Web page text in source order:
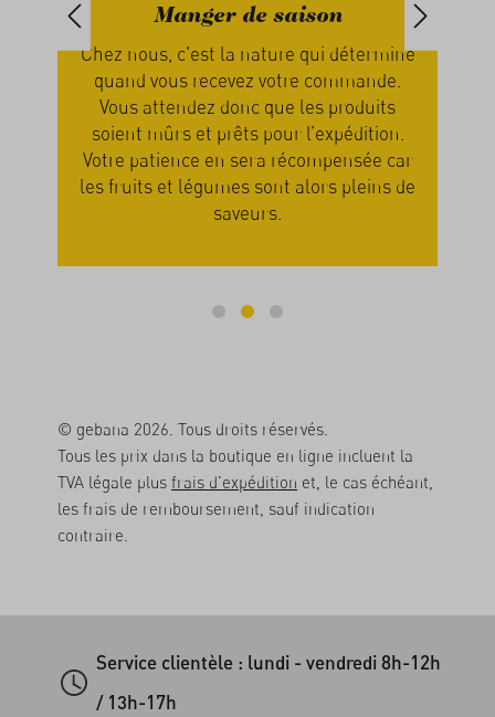
Manger de saison
Chez nous, c'est la nature qui détermine
quand vous recevez votre commande.
Vous attendez donc que les produits
soient mûrs et prêts pour l’expédition.
Votre patience en sera récompensée car
les fruits et légumes sont alors pleins de
saveurs.
© gebana 2026. Tous droits réservés.
Tous les prix dans la boutique en ligne incluent la
TVA légale plus frais d'expédition et, le cas échéant,
les frais de remboursement, sauf indication
contraire.
Service clientèle : lundi - vendredi 8h-12h
/ 13h-17h